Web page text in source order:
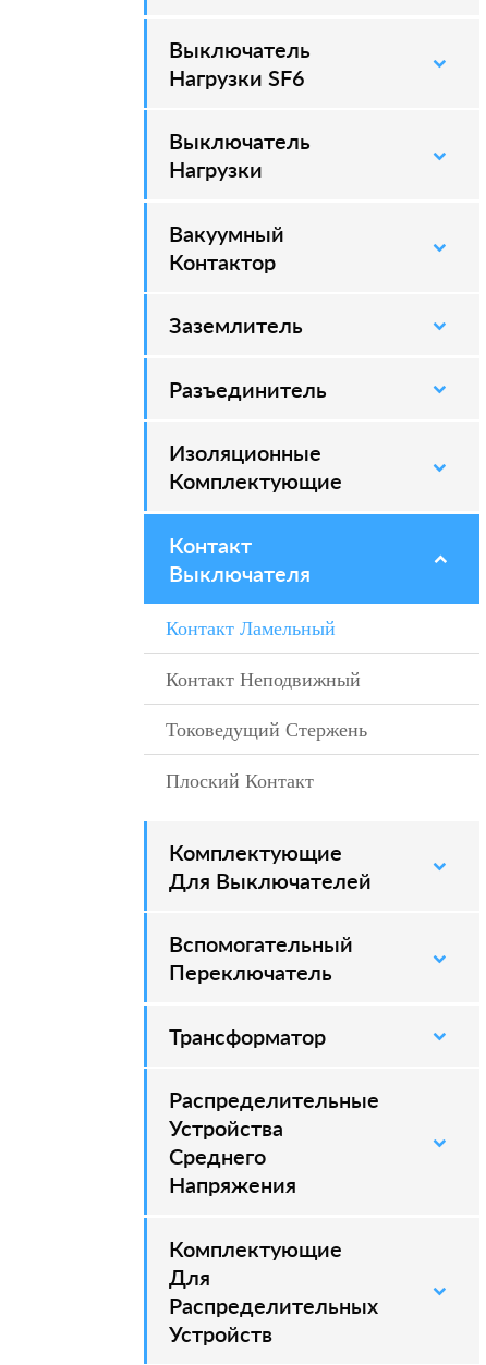
Выключатель
Нагрузки SF6
–
Выключатель
Нагрузки
–
Вакуумный
Контактор
–
Заземлитель
–
Разъединитель
–
Изоляционные
Комплектующие
–
Контакт
Выключателя
–
Контакт Ламельный
–
Контакт Неподвижный
–
Токоведущий Стержень
–
Плоский Контакт
–
Комплектующие
Для Выключателей
–
Вспомогательный
Переключатель
–
Трансформатор
Распределительные
Устройства
Среднего
Напряжения
–
Комплектующие
Для
Распределительных
Устройств
–